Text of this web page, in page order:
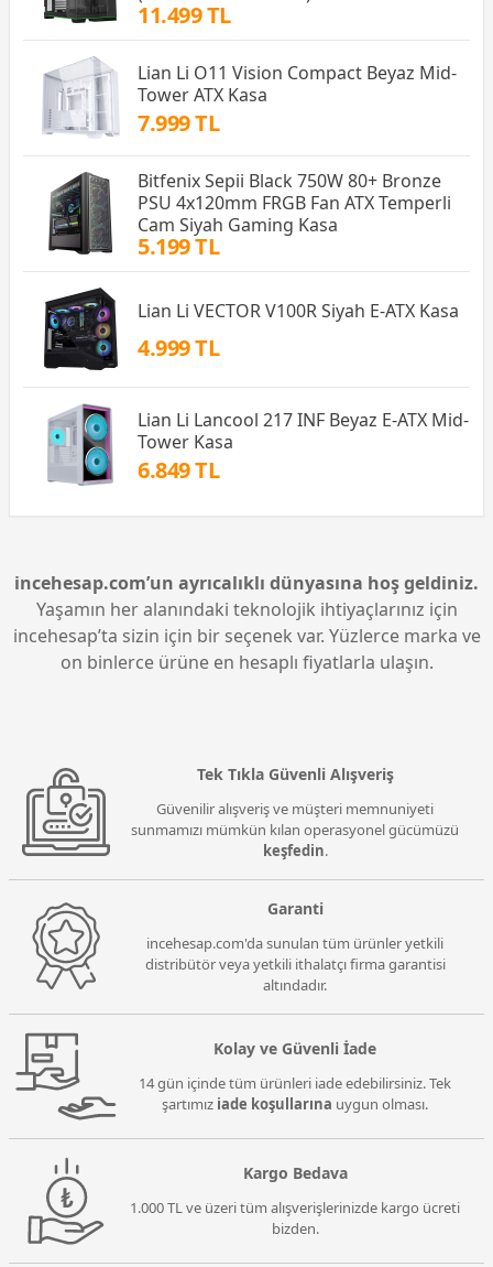
11.499 TL
Lian Li O11 Vision Compact Beyaz Mid-
Tower ATX Kasa
7.999 TL
Bitfenix Sepii Black 750W 80+ Bronze
PSU 4x120mm FRGB Fan ATX Temperli
Cam Siyah Gaming Kasa
5.199 TL
Lian Li VECTOR V100R Siyah E-ATX Kasa
4.999 TL
Lian Li Lancool 217 INF Beyaz E-ATX Mid-
Tower Kasa
6.849 TL
incehesap.com’un ayrıcalıklı dünyasına hoş geldiniz.
Yaşamın her alanındaki teknolojik ihtiyaçlarınız için
incehesap’ta sizin için bir seçenek var. Yüzlerce marka ve
on binlerce ürüne en hesaplı fiyatlarla ulaşın.
Tek Tıkla Güvenli Alışveriş
Güvenilir alışveriş ve müşteri memnuniyeti
sunmamızı mümkün kılan operasyonel gücümüzü
keşfedin.
Garanti
incehesap.com'da sunulan tüm ürünler yetkili
distribütör veya yetkili ithalatçı firma garantisi
altındadır.
Kolay ve Güvenli İade
14 gün içinde tüm ürünleri iade edebilirsiniz. Tek
şartımız iade koşullarına uygun olması.
Kargo Bedava
1.000 TL ve üzeri tüm alışverişlerinizde kargo ücreti
bizden.